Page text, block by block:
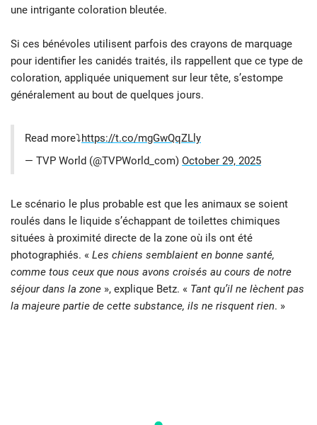
une intrigante coloration bleutée.
Si ces bénévoles utilisent parfois des crayons de marquage
pour identifier les canidés traités, ils rappellent que ce type de
coloration, appliquée uniquement sur leur tête, s’estompe
généralement au bout de quelques jours.
Read more⤵️https://t.co/mgGwQqZLly
— TVP World (@TVPWorld_com) October 29, 2025
Le scénario le plus probable est que les animaux se soient
roulés dans le liquide s’échappant de toilettes chimiques
situées à proximité directe de la zone où ils ont été
photographiés. « Les chiens semblaient en bonne santé,
comme tous ceux que nous avons croisés au cours de notre
séjour dans la zone », explique Betz. « Tant qu’il ne lèchent pas
la majeure partie de cette substance, ils ne risquent rien. »